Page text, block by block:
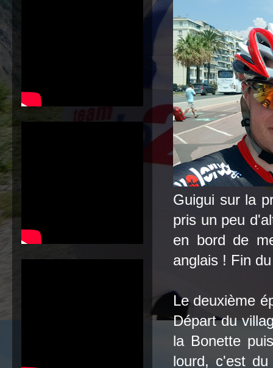
Guigui sur la
pris un peu
en bord de
anglais ! Fin
Le deuxième
Départ du
la Bonette
lourd, c'est